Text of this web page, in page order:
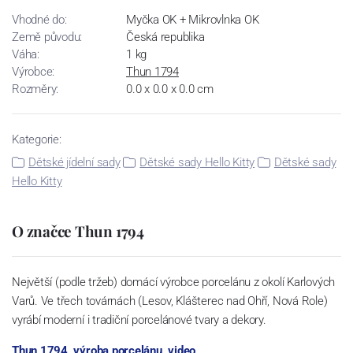
Vhodné do:
Myčka OK + Mikrovlnka OK
Země původu:
Česká republika
Váha:
1 kg
Výrobce:
Thun 1794
Rozměry:
0.0 x 0.0 x 0.0 cm
Kategorie:
Dětské jídelní sady
Dětské sady Hello Kitty
Dětské sady
Hello Kitty
O značce Thun 1794
Největší (podle tržeb) domácí výrobce porcelánu z okolí Karlových
Varů. Ve třech továrnách (Lesov, Klášterec nad Ohří, Nová Role)
vyrábí moderní i tradiční porcelánové tvary a dekory.